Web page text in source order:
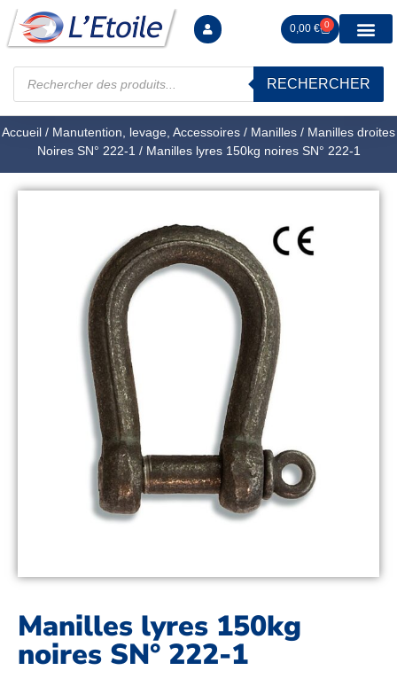
0,00 € 0
RECHERCHER
Accueil / Manutention, levage, Accessoires / Manilles / Manilles droites
Noires SN° 222-1 / Manilles lyres 150kg noires SN° 222-1
Manilles lyres 150kg
noires SN° 222-1